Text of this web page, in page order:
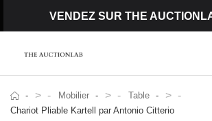
VENDEZ SUR THE
> Mobilier > Table >
Chariot Pliable Kartell par Antonio Citterio